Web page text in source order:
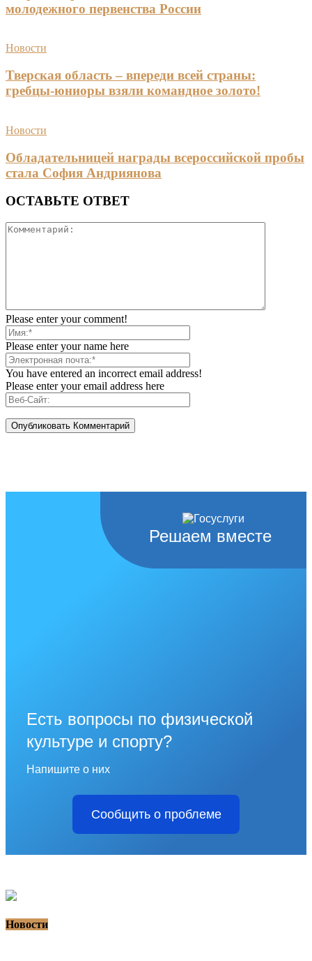
молодежного первенства России
Новости
Тверская область – впереди всей страны:
гребцы-юниоры взяли командное золото!
Новости
Обладательницей награды всероссийской пробы
стала София Андриянова
ОСТАВЬТЕ ОТВЕТ
Please enter your comment!
Please enter your name here
You have entered an incorrect email address!
Please enter your email address here
Решаем вместе
Есть вопросы по физической
культуре и спорту?
Напишите о них
Сообщить о проблеме
Новости